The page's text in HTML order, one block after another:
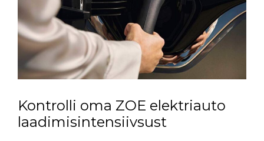
Kontrolli oma ZOE elektriauto
laadimisintensiivsust